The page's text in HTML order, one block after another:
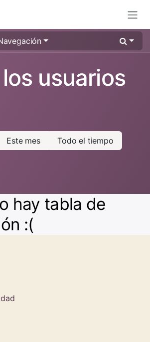
usuarios
Este mes Todo el tiempo
hay tabla de
:(